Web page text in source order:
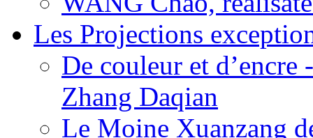
Les Projections
De couleur et
Zhang Daqian
Le Moine Xuanzang